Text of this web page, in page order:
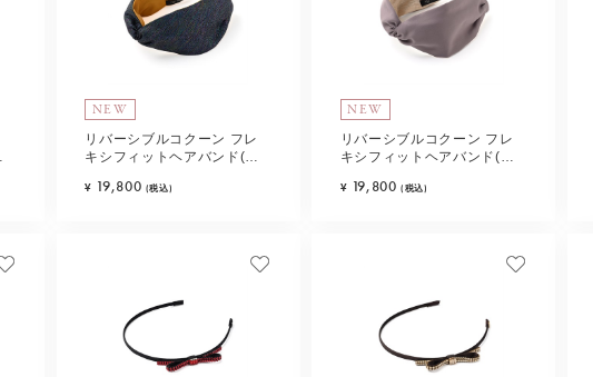
NEW
リバーシブルコクーン フレ
キシフィットヘアバンド(ダ
¥ 19,800 (税込)
NEW
リバーシブルコクーン フレ
キシフィットヘアバンド(モ
¥ 19,800 (税込)